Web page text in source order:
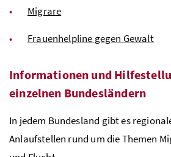
Migrare
Frauenhelpline gegen Gewalt
Informationen und
einzelnen Bundesländern
In jedem Bundesland gibt es
Anlaufstellen rund um die Themen